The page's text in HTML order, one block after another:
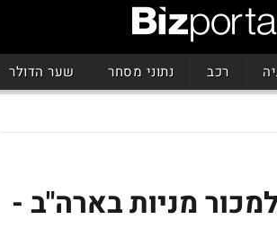
רכב נתוני מסחר שער הדולר
מניות בארה"ב -